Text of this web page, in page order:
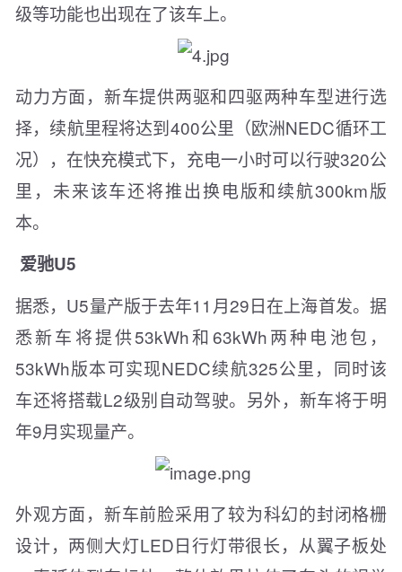
级等功能也出现在了该车上。
动力方面，新车提供两驱和四驱两种车型进行选
择，续航里程将达到400公里（欧洲NEDC循环工
况），在快充模式下，充电一小时可以行驶320公
里，未来该车还将推出换电版和续航300km版
本。
爱驰U5
据悉，U5量产版于去年11月29日在上海首发。据
悉新车将提供53kWh和63kWh两种电池包，
53kWh版本可实现NEDC续航325公里，同时该
车还将搭载L2级别自动驾驶。另外，新车将于明
年9月实现量产。
外观方面，新车前脸采用了较为科幻的封闭格栅
设计，两侧大灯LED日行灯带很长，从翼子板处